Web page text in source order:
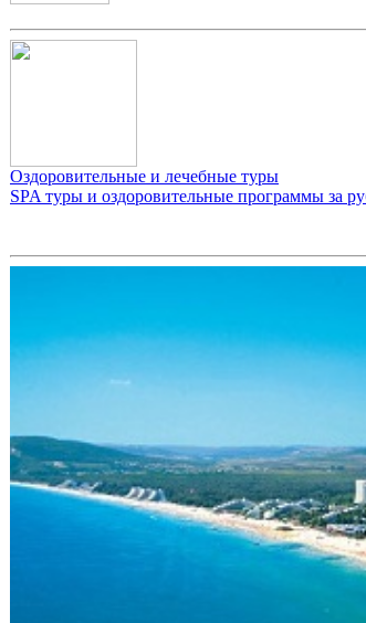
Оздоровительные и лечебные туры
SPA туры и оздоровительные программы за